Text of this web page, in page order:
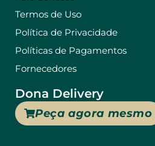
Termos de Uso
Política de Privacidade
Políticas de Pagamentos
Fornecedores
Dona Delivery
Peça agora mesmo